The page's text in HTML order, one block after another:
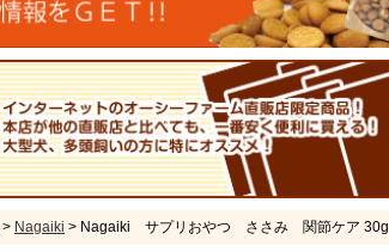
> Nagaiki > Nagaiki サプリおやつ ささみ 関節ケア 30g